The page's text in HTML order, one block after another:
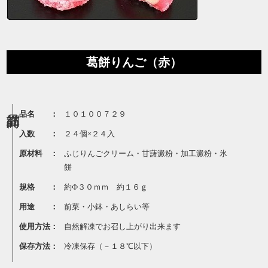
葛餅りんご（赤）
品名 ： １０１００７２９
入数 ： ２４個×２４入
原材料 ：
ふじりんごクリーム・甘藷澱粉・加工澱粉・氷
餅
規格 ： 約Ф３０ｍｍ 約１６ｇ
用途 ： 前菜・小鉢・あしらい等
使用方法： 自然解凍でお召し上がり出来ます
保存方法： 冷凍保存（－１８℃以下）